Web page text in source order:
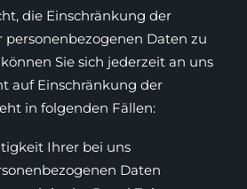
die Einschränkung der
personenbezogenen Daten zu
Sie sich jederzeit an uns
auf Einschränkung der
in folgenden Fällen:
Ihrer bei uns
Daten